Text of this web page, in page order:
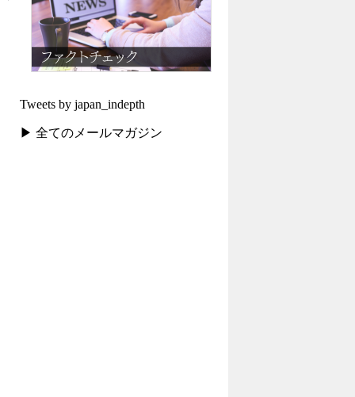
Tweets by japan_indepth
▶ 全てのメールマガジン